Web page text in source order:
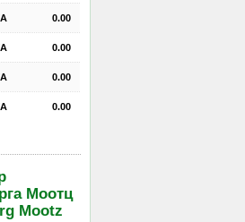
0.00
0.00
0.00
0.00
Моотц
Mootz